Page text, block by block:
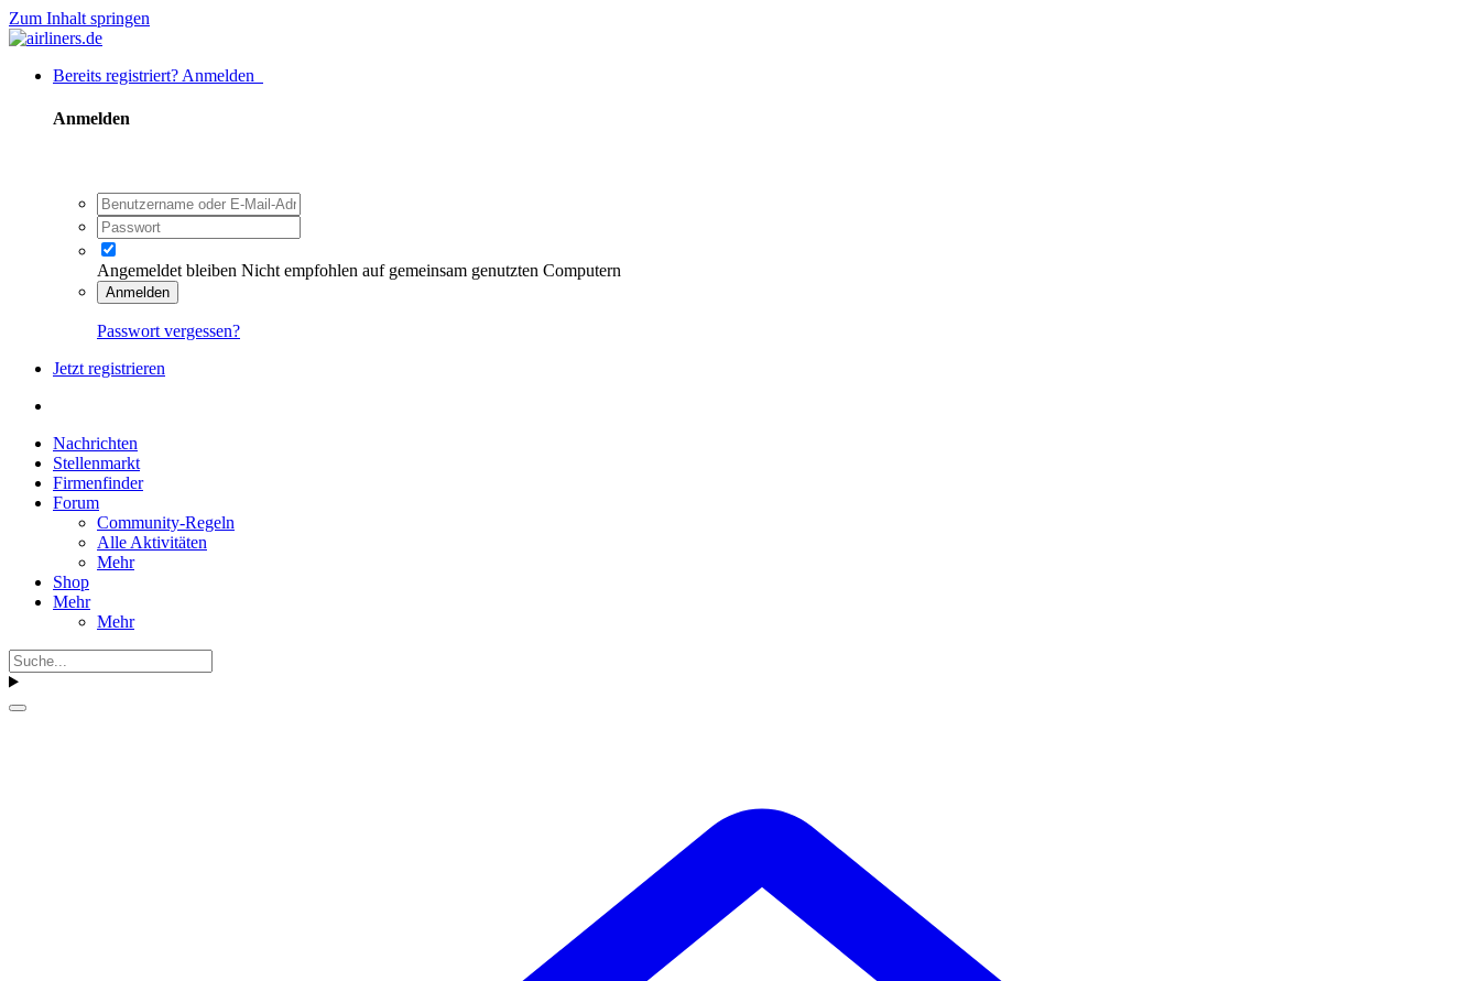
Zum Inhalt springen
Bereits registriert? Anmelden
Anmelden
Angemeldet bleiben Nicht empfohlen auf gemeinsam genutzten Computern
Anmelden
Passwort vergessen?
Jetzt registrieren
Nachrichten
Stellenmarkt
Firmenfinder
Forum
Community-Regeln
Alle Aktivitäten
Mehr
Shop
Mehr
Mehr